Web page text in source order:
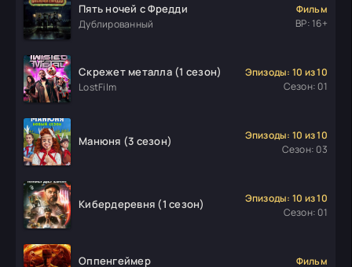
Пять ночей с Фредди
Дублированный
Фильм
ВР: 16+
Скрежет металла (1 сезон)
LostFilm
Эпизоды: 10 из 10
Сезон: 01
Манюня (3 сезон)
Эпизоды: 10 из 10
Сезон: 03
Кибердеревня (1 сезон)
Эпизоды: 10 из 10
Сезон: 01
Оппенгеймер
Фильм